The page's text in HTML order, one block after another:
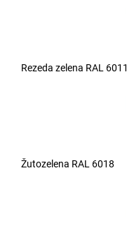
Rezeda zelena RAL 6011
Žutozelena RAL 6018